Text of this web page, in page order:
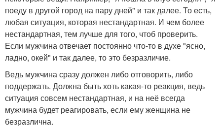
поеду в другой город на пару дней" и так далее. То есть,
любая ситуация, которая нестандартная. И чем более
нестандартная, тем лучше для того, чтоб проверить.
Если мужчина отвечает постоянно что-то в духе "ясно,
ладно, окей" и так далее, то это безразличие.
Ведь мужчина сразу должен либо отговорить, либо
поддержать. Должна быть хоть какая-то реакция, ведь
ситуация совсем нестандартная, и на неё всегда
мужчина будет реагировать, если ему женщина не
безразлична.